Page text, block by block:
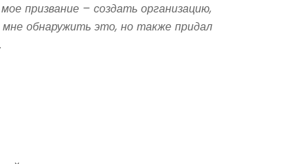
призвание – создать организацию,
обнаружить это, но также придал